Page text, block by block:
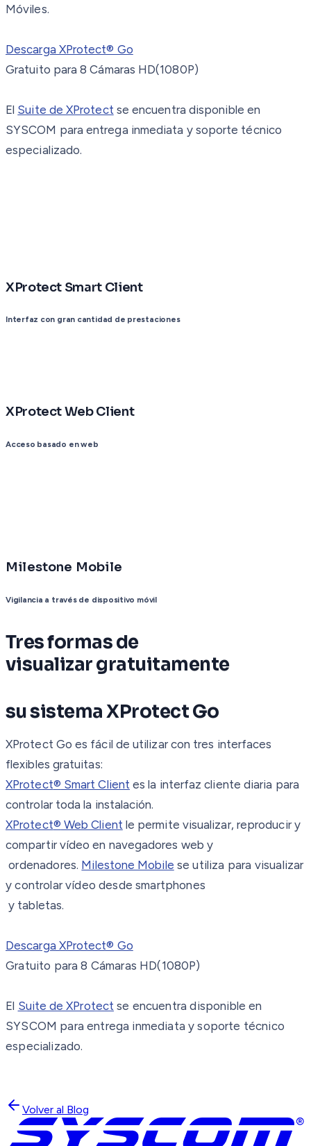
Móviles.
Descarga XProtect® Go
Gratuito para 8 Cámaras HD(1080P)
El Suite de XProtect se encuentra disponible en
SYSCOM para entrega inmediata y soporte técnico
especializado.
XProtect Smart Client
Interfaz con gran cantidad de prestaciones
XProtect Web Client
Acceso basado en web
Milestone Mobile
Vigilancia a través de dispositivo móvil
Tres formas de
visualizar gratuitamente
su sistema XProtect Go
XProtect Go es fácil de utilizar con tres interfaces
flexibles gratuitas:
XProtect® Smart Client es la interfaz cliente diaria para
controlar toda la instalación.
XProtect® Web Client le permite visualizar, reproducir y
compartir vídeo en navegadores web y
ordenadores. Milestone Mobile se utiliza para visualizar
y controlar vídeo desde smartphones
y tabletas.
Descarga XProtect® Go
Gratuito para 8 Cámaras HD(1080P)
El Suite de XProtect se encuentra disponible en
SYSCOM para entrega inmediata y soporte técnico
especializado.
Volver al Blog